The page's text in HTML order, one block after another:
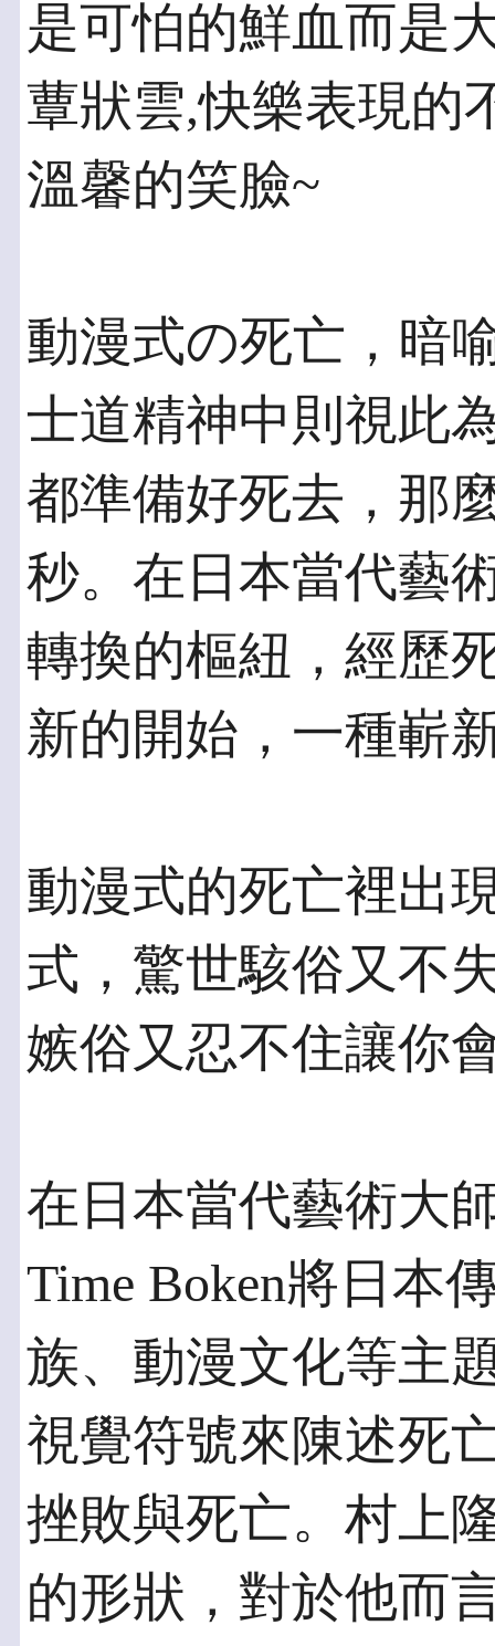
是可怕的鮮血而是
蕈狀雲,快樂表現的
溫馨的笑臉~
動漫式の死亡，暗
士道精神中則視此
都準備好死去，那
秒。在日本當代藝
轉換的樞紐，經歷
新的開始，一種嶄
動漫式的死亡裡出
式，驚世駭俗又不
嫉俗又忍不住讓你
在日本當代藝術大
Time Boken將日本
族、動漫文化等主
視覺符號來陳述死
挫敗與死亡。村上
的形狀，對於他而